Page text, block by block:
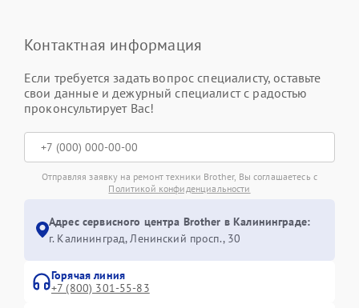
Контактная информация
Если требуется задать вопрос специалисту, оставьте
свои данные и дежурный специалист с радостью
проконсультирует Вас!
Отправляя заявку на ремонт техники Brother, Вы соглашаетесь с
Политикой конфиденциальности
Адрес сервисного центра Brother в Калининграде:
г. Калининград, Ленинский просп., 30
Горячая линия
+7 (800) 301-55-83